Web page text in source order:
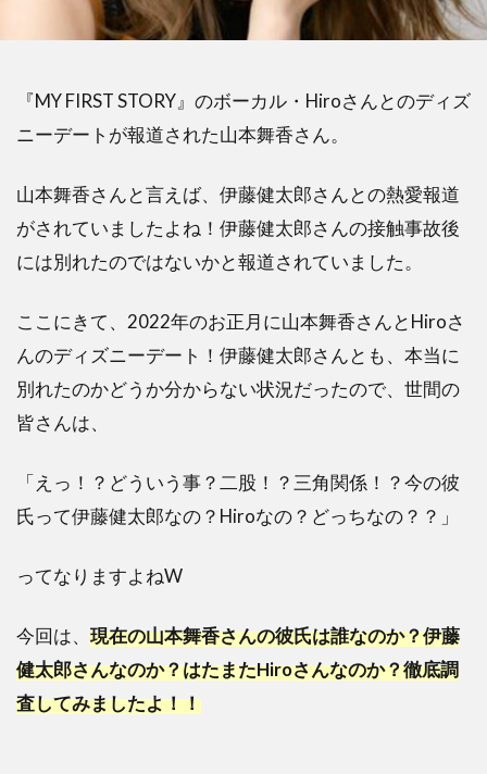
『MY FIRST STORY』のボーカル・Hiroさんとのディズ
ニーデートが報道された山本舞香さん。
山本舞香さんと言えば、伊藤健太郎さんとの熱愛報道
がされていましたよね！伊藤健太郎さんの接触事故後
には別れたのではないかと報道されていました。
ここにきて、2022年のお正月に山本舞香さんとHiroさ
んのディズニーデート！伊藤健太郎さんとも、本当に
別れたのかどうか分からない状況だったので、世間の
皆さんは、
「えっ！？どういう事？二股！？三角関係！？今の彼
氏って伊藤健太郎なの？Hiroなの？どっちなの？？」
ってなりますよねW
今回は、 現在の山本舞香さんの彼氏は誰なのか？伊藤
健太郎さんなのか？はたまたHiroさんなのか？徹底調
査してみましたよ！！